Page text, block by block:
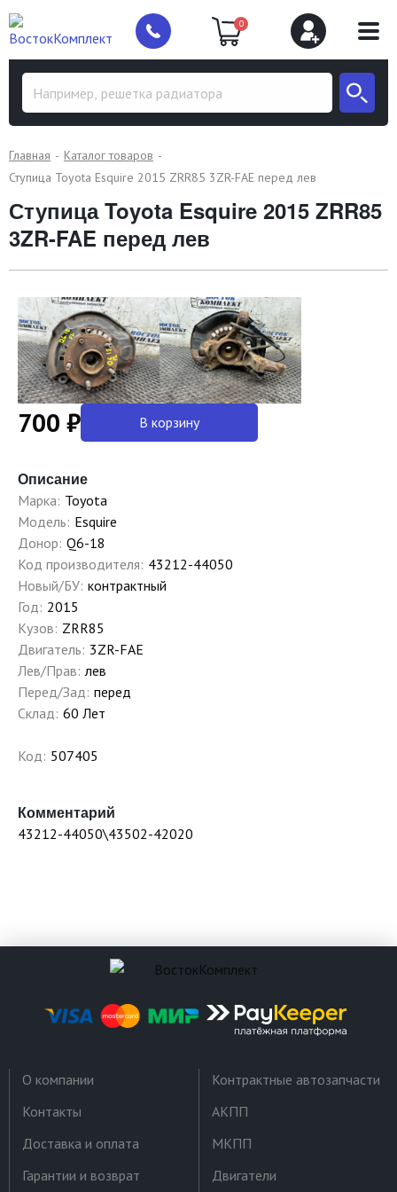
0
Главная
Каталог товаров
Ступица Toyota Esquire 2015 ZRR85 3ZR-FAE перед лев
Ступица Toyota Esquire 2015 ZRR85
3ZR-FAE перед лев
700 ₽ В корзину
Описание
Марка: Toyota
Модель: Esquire
Донор: Q6-18
Код производителя: 43212-44050
Новый/БУ: контрактный
Год: 2015
Кузов: ZRR85
Двигатель: 3ZR-FAE
Лев/Прав: лев
Перед/Зад: перед
Склад: 60 Лет
Код: 507405
Комментарий
43212-44050\43502-42020
О компании
Контакты
Доставка и оплата
Гарантии и возврат
Контрактные автозапчасти
АКПП
МКПП
Двигатели